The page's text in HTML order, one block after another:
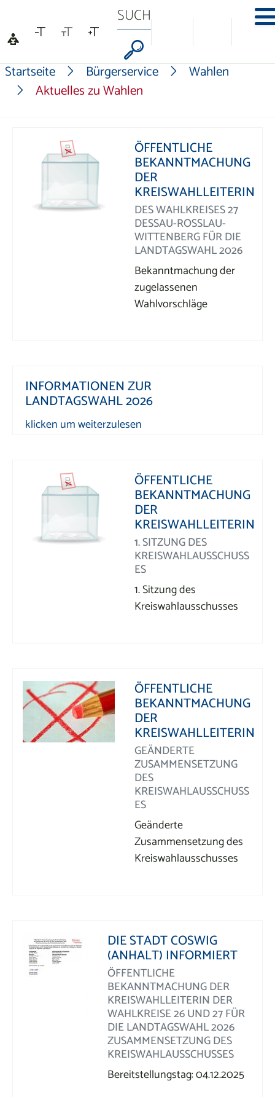
Startseite Bürgerservice
Wahlen
Aktuelles zu Wahlen
ÖFFENTLICHE
BEKANNTMACHUNG
DER
KREISWAHLLEITERIN
DES WAHLKREISES 27
DESSAU-ROSSLAU-W
ITTENBERG FÜR DIE L
ANDTAGSWAHL 2026
Bekanntmachung der
zugelassenen
Wahlvorschläge
INFORMATIONEN ZUR
LANDTAGSWAHL 2026
klicken um weiterzulesen
ÖFFENTLICHE
BEKANNTMACHUNG
DER
KREISWAHLLEITERIN
1. SITZUNG DES
KREISWAHLAUSSCHUSS
ES
1. Sitzung des
Kreiswahlausschusses
ÖFFENTLICHE
BEKANNTMACHUNG
DER
KREISWAHLLEITERIN
GEÄNDERTE
ZUSAMMENSETZUNG
DES
KREISWAHLAUSSCHUSS
ES
Geänderte
Zusammensetzung des
Kreiswahlausschusses
DIE STADT COSWIG
(ANHALT) INFORMIERT
ÖFFENTLICHE
BEKANNTMACHUNG DER
KREISWAHLLEITERIN DER
WAHLKREISE 26 UND 27 FÜR
DIE LANDTAGSWAHL 2026
ZUSAMMENSETZUNG DES
KREISWAHLAUSSCHUSSES
Bereitstellungstag: 04.12.2025